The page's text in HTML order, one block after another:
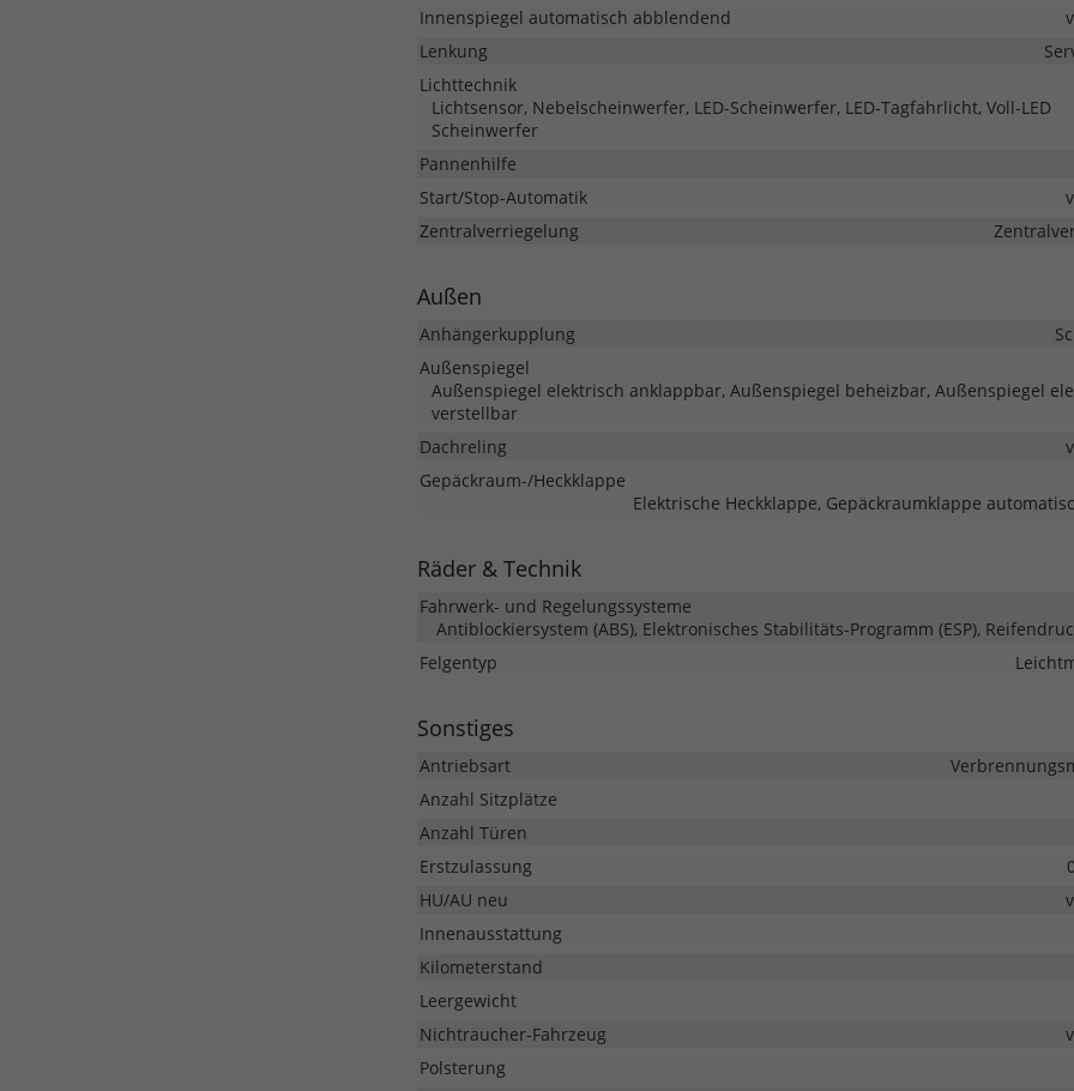
Innenspiegel automatisch abblendend
Lenkung
Lichttechnik
Lichtsensor, Nebelscheinwerfer, LED-Scheinwerfer, LED-Tagfahrlicht, Voll-LED
Scheinwerfer
Pannenhilfe
Start/Stop-Automatik
Zentralverriegelung
Außen
Anhängerkupplung
Außenspiegel
Außenspiegel elektrisch anklappbar, Außenspiegel beheizbar, Außenspiegel
verstellbar
Dachreling
Gepäckraum-/Heckklappe
Elektrische Heckklappe, Gepäckraumklappe
Räder & Technik
Fahrwerk- und Regelungssysteme
Antiblockiersystem (ABS), Elektronisches Stabilitäts-Programm (ESP),
Felgentyp
Sonstiges
Antriebsart
Anzahl Sitzplätze
Anzahl Türen
Erstzulassung
HU/AU neu
Innenausstattung
Kilometerstand
Leergewicht
Nichtraucher-Fahrzeug
Polsterung